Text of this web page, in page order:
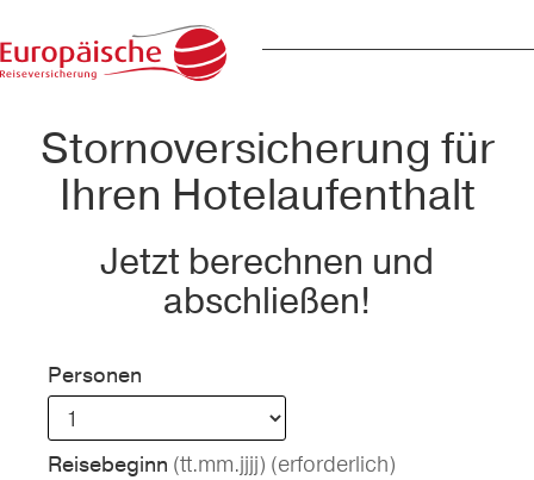
Stornoversicherung für
Ihren Hotelaufenthalt
Jetzt berechnen und
abschließen!
Personen
Reisebeginn (tt.mm.jjjj) (erforderlich)